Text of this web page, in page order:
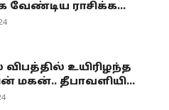
வேண்டிய ராசிக்க...
உயிரிழந்த
மகன்.. தீபாவளியி...